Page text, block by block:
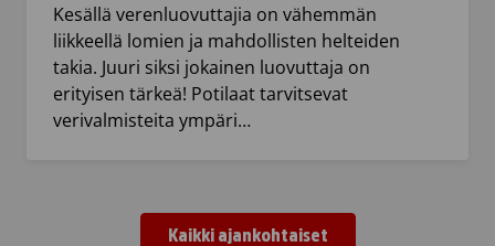
Kesällä verenluovuttajia on vähemmän
liikkeellä lomien ja mahdollisten helteiden
takia. Juuri siksi jokainen luovuttaja on
erityisen tärkeä! Potilaat tarvitsevat
verivalmisteita ympäri…
Kaikki ajankohtaiset